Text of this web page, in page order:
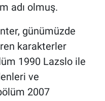
adı olmuş.
günümüzde
karakterler
1990 Lazslo ile
ve
2007